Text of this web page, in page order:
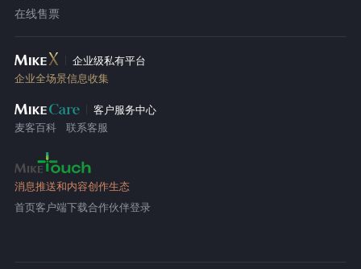
在线售票
企业级私有平台
企业全场景信息收集
客户服务中心
麦客百科
联系客服
消息推送和内容创作生态
首页客户端下载合作伙伴登录